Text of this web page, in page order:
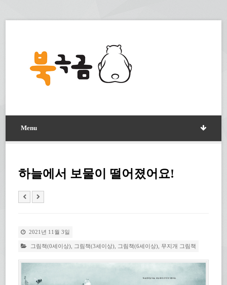
Menu
하늘에서 보물이 떨어졌어요!
2021년 11월 3일
그림책(0세이상) 그림책(3세이상) 그림책(6세이상) 무지개 그림책